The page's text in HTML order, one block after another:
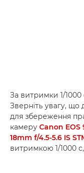
За витримки 1/1000
Зверніть увагу,
для збереження
камеру Canon EOS
18mm f/4.5-5.6 IS
витримкою 1/1000